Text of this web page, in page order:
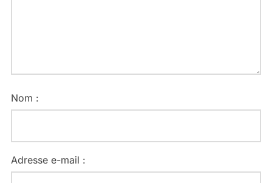
Nom :
Adresse e-mail :